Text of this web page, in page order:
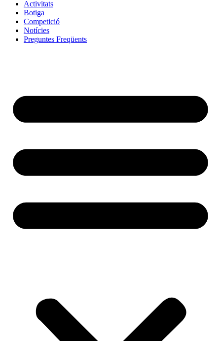
Activitats
Botiga
Competició
Notícies
Preguntes Freqüents